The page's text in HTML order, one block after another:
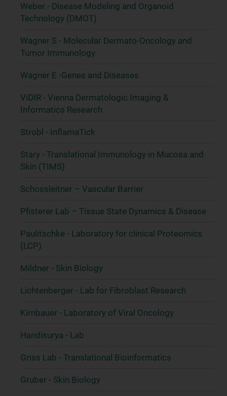
Weber - Disease Modeling and Organoid
Technology (DMOT)
Wagner S - Molecular Dermato-Oncology and
Tumor Immunology
Wagner E -Genes and Diseases
ViDIR - Vienna Dermatologic Imaging &
Informatics Research
Strobl - InflamaTick
Stary - Translational Immunology in Mucosa and
Skin (TIMS)
Schossleitner – Vascular Barrier
Pfisterer Lab – Tissue State Dynamics & Disease
Paulitschke - Laboratory for clinical Proteomics
(LCP)
Mildner - Skin Biology
Lichtenberger - Lab for Fibroblast Research
Kirnbauer - Laboratory of Viral Oncology
Handisurya - Lab
Griss Lab - Translational Bioinformatics
Gruber - Skin Biology